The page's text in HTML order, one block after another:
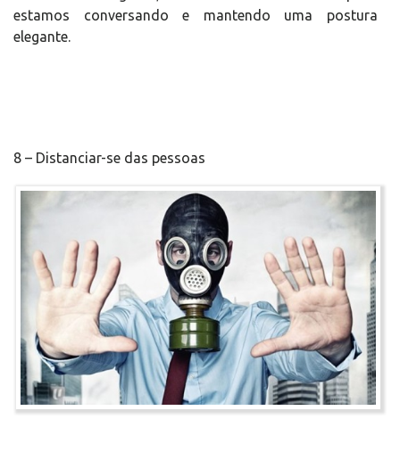
estamos conversando e mantendo uma postura
elegante.
8 – Distanciar-se das pessoas